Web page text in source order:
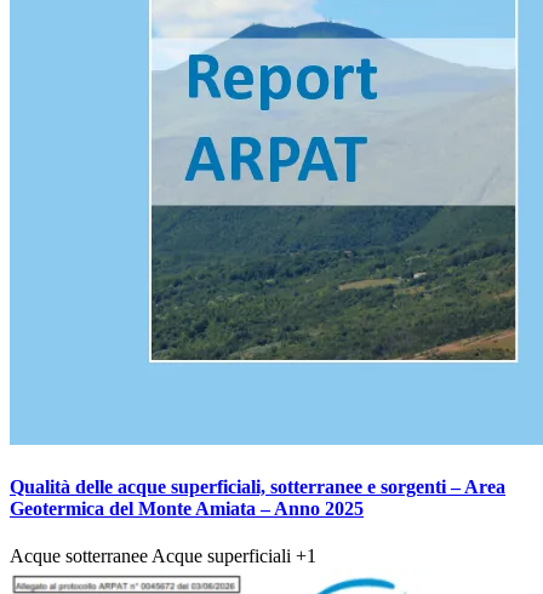
Qualità delle acque superficiali, sotterranee e sorgenti – Area
Geotermica del Monte Amiata – Anno 2025
Acque sotterranee Acque superficiali +1